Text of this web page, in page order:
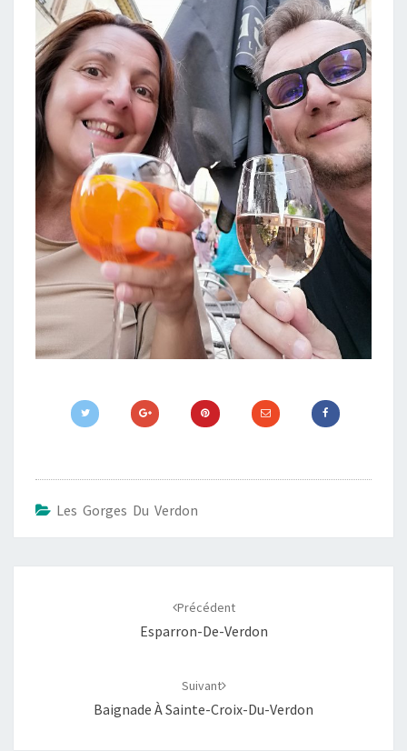
Les Gorges Du Verdon
Précédent
Esparron-De-Verdon
Suivant
Baignade À Sainte-Croix-Du-Verdon